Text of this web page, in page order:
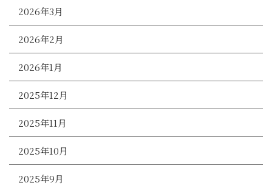
2026年3月
2026年2月
2026年1月
2025年12月
2025年11月
2025年10月
2025年9月